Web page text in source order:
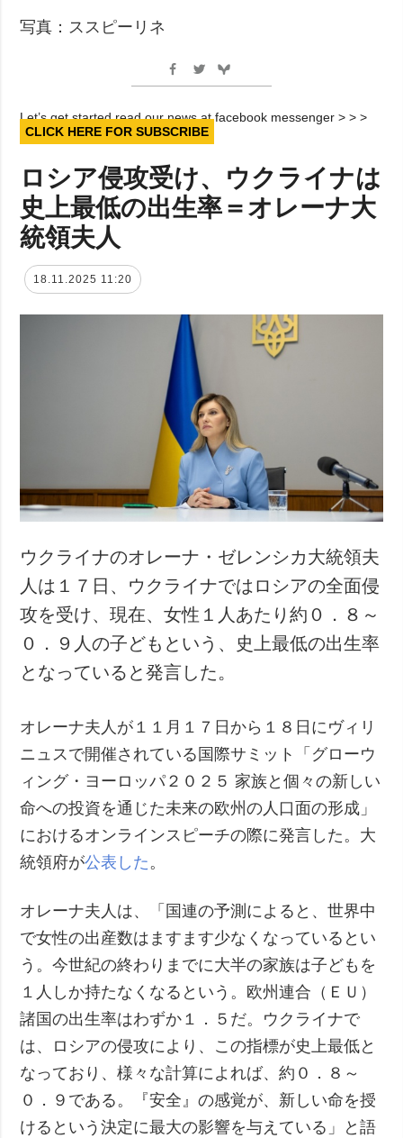
写真：ススピーリネ
Let’s get started read our news at facebook messenger > > >
CLICK HERE FOR SUBSCRIBE
ロシア侵攻受け、ウクライナは
史上最低の出生率＝オレーナ大
統領夫人
18.11.2025 11:20
ウクライナのオレーナ・ゼレンシカ大統領夫
人は１７日、ウクライナではロシアの全面侵
攻を受け、現在、女性１人あたり約０．８～
０．９人の子どもという、史上最低の出生率
となっていると発言した。
オレーナ夫人が１１月１７日から１８日にヴィリ
ニュスで開催されている国際サミット「グローウ
ィング・ヨーロッパ２０２５ 家族と個々の新しい
命への投資を通じた未来の欧州の人口面の形成」
におけるオンラインスピーチの際に発言した。大
統領府が公表した。
オレーナ夫人は、「国連の予測によると、世界中
で女性の出産数はますます少なくなっているとい
う。今世紀の終わりまでに大半の家族は子どもを
１人しか持たなくなるという。欧州連合（ＥＵ）
諸国の出生率はわずか１．５だ。ウクライナで
は、ロシアの侵攻により、この指標が史上最低と
なっており、様々な計算によれば、約０．８～
０．９である。『安全』の感覚が、新しい命を授
けるという決定に最大の影響を与えている」と語